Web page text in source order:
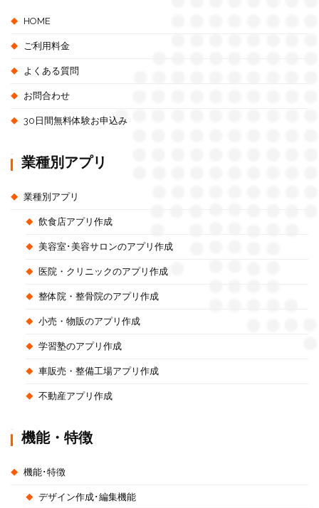
HOME
ご利用料金
よくある質問
お問合わせ
30日間無料体験お申込み
業種別アプリ
業種別アプリ
飲食店アプリ作成
美容室･美容サロンのアプリ作成
医院・クリニックのアプリ作成
整体院・整骨院のアプリ作成
小売・物販のアプリ作成
学習塾のアプリ作成
車販売・整備工場アプリ作成
不動産アプリ作成
機能・特徴
機能･特徴
デザイン作成･編集機能